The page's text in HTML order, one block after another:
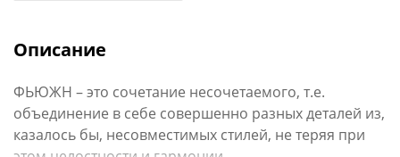
Описание
ФЬЮЖН – это сочетание несочетаемого, т.е.
объединение в себе совершенно разных деталей из,
казалось бы, несовместимых стилей, не теряя при